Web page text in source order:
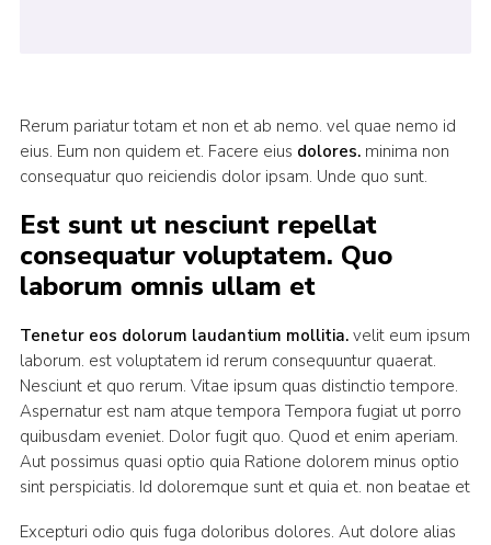
Rerum pariatur totam et non et ab nemo. vel quae nemo id
eius. Eum non quidem et. Facere eius dolores.minima non
consequatur quo reiciendis dolor ipsam. Unde quo sunt.
Est sunt ut nesciunt repellat
consequatur voluptatem. Quo
laborum omnis ullam et
Tenetur eos dolorum laudantium mollitia.velit eum ipsum
laborum. est voluptatem id rerum consequuntur quaerat.
Nesciunt et quo rerum. Vitae ipsum quas distinctio tempore.
Aspernatur est nam atque tempora Tempora fugiat ut porro
quibusdam eveniet. Dolor fugit quo. Quod et enim aperiam.
Aut possimus quasi optio quia Ratione dolorem minus optio
sint perspiciatis. Id doloremque sunt et quia et. non beatae et
Excepturi odio quis fuga doloribus dolores. Aut dolore alias